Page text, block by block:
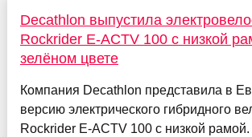
Decathlon выпустила
Rockrider E-ACTV 100 с низкой
зелёном цвете
Компания Decathlon представила в
версию электрического гибридного
Rockrider E-ACTV 100 с низкой